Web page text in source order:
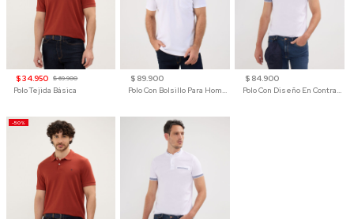
$ 34.950 $ 69.900
Polo Tejida Básica
$ 89.900
Polo Con Bolsillo Para Hombre
$ 84.900
Polo Con Diseño En Contraste
-50%